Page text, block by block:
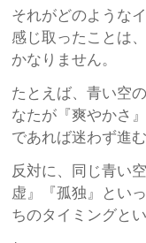
それがどのような
感じ取ったことは
かなりません。
たとえば、青い空
なたが『爽やかさ
であれば迷わず進
反対に、同じ青い
虚』『孤独』とい
ちのタイミングと